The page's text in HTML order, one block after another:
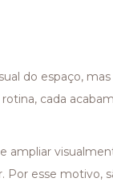
do espaço,
cada
Por esse motivo,